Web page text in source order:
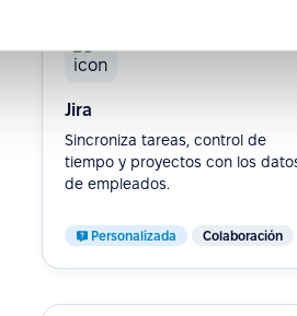
Jira
Sincroniza tareas, control de
tiempo y proyectos con los
de empleados.
Personalizada Colaboración